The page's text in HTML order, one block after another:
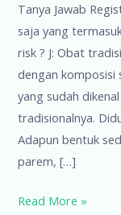
Tanya Jawab
saja yang
risk ? J: Obat
dengan komposisi
yang sudah
tradisionalnya.
Adapun bentuk
parem, […]
Tanya
Read More »